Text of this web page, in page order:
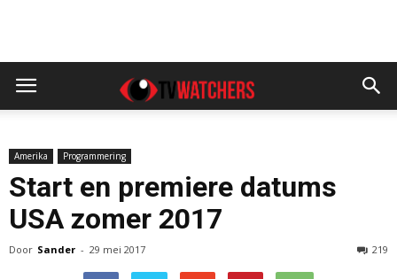
Amerika Programmering
Start en premiere datums
USA zomer 2017
Door Sander - 29 mei 2017 219